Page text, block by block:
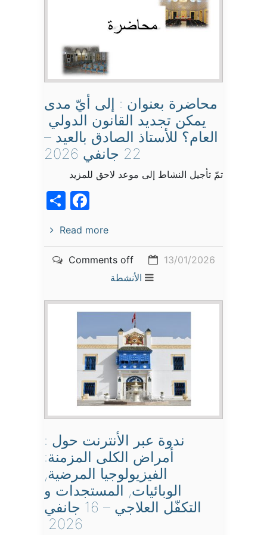
‬العام؟ للأستاذ الصادق بالعيد –
22 جانفي 2026
تمّ تأجيل النشاط إلى موعد لاحق للمزيد
Read more
13/01/2026
Comments off
الأنشطة
ندوة عبر الأنترنت حول :
أمراض‭ ‬الكلى‭ ‬المزمنة‭:
‬الفيزيولوجيا‭ ‬المرضية,
الوبائيات, المستجدات و
التكفّل العلاجي – 16 جانفي
2026 ‬‬‬